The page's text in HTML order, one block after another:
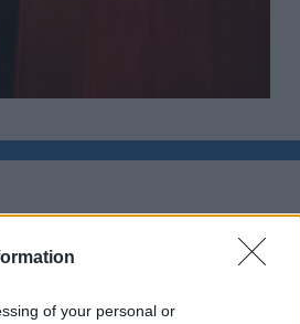
of your personal or